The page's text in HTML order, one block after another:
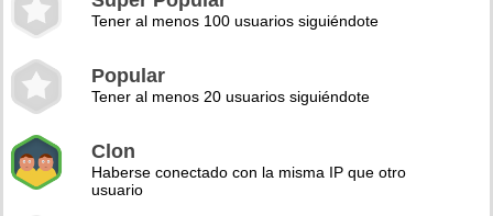
Tener al menos 100 usuarios siguiéndote
Popular
Tener al menos 20 usuarios siguiéndote
Clon
Haberse conectado con la misma IP que otro
usuario